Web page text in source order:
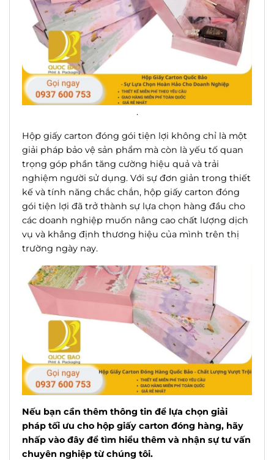
.
Hộp giấy carton đóng gói tiện lợi không chỉ là một
giải pháp bảo vệ sản phẩm mà còn là yếu tố quan
trọng góp phần tăng cường hiệu quả và trải
nghiệm người sử dụng. Với sự đơn giản trong thiết
kế và tính năng chắc chắn, hộp giấy carton đóng
gói tiện lợi đã trở thành sự lựa chọn hàng đầu cho
các doanh nghiệp muốn nâng cao chất lượng dịch
vụ và khẳng định thương hiệu của mình trên thị
trường ngày nay.
Nếu bạn cần thêm thông tin để lựa chọn giải
pháp tối ưu cho hộp giấy carton đóng hàng, hãy
nhấp vào đây để tìm hiểu thêm và nhận sự tư vấn
chuyên nghiệp từchúng tôi.